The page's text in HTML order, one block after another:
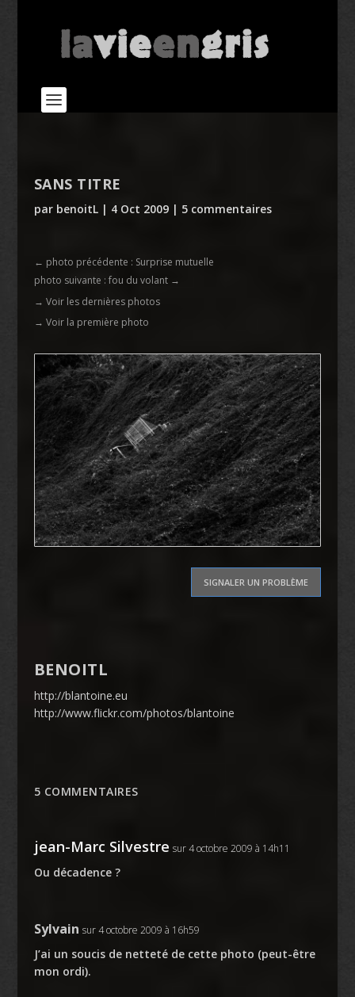
SANS TITRE
par benoitL| 4 Oct 2009| 5 commentaires
← photo précédente : Surprise mutuelle
photo suivante : fou du volant→
→ Voir les dernières photos
→ Voir la première photo
SIGNALER UN PROBLÈME
BENOITL
http://blantoine.eu
http://www.flickr.com/photos/blantoine
5 COMMENTAIRES
jean-Marc Silvestre sur 4 octobre 2009 à 14h11
Ou décadence ?
Sylvain sur 4 octobre 2009 à 16h59
J’ai un soucis de netteté de cette photo (peut-être
mon ordi).